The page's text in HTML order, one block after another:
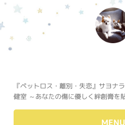
『ペットロス・離別・失恋』サヨナ
健室 ～あなたの傷に優しく絆創膏を
MENU